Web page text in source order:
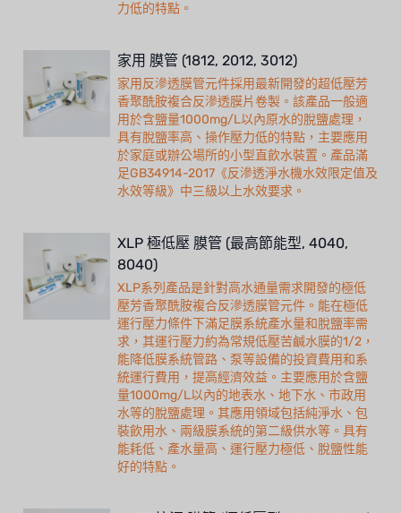
力低的特點。
家用 膜管 (1812, 2012, 3012)
家用反滲透膜管元件採用最新開發的超低壓芳
香聚酰胺複合反滲透膜片卷製。該產品一般適
用於含鹽量1000mg/L以內原水的脫鹽處理，
具有脫鹽率高、操作壓力低的特點，主要應用
於家庭或辦公場所的小型直飲水裝置。產品滿
足GB34914-2017《反滲透淨水機水效限定值及
水效等級》中三級以上水效要求。
XLP 極低壓 膜管 (最高節能型, 4040,
8040)
XLP系列產品是針對高水通量需求開發的極低
壓芳香聚酰胺複合反滲透膜管元件。能在極低
運行壓力條件下滿足膜系統產水量和脫鹽率需
求，其運行壓力約為常規低壓苦鹹水膜的1/2，
能降低膜系統管路、泵等設備的投資費用和系
統運行費用，提高經濟效益。主要應用於含鹽
量1000mg/L以內的地表水、地下水、市政用
水等的脫鹽處理。其應用領域包括純淨水、包
裝飲用水、兩級膜系統的第二級供水等。具有
能耗低、產水量高、運行壓力極低、脫鹽性能
好的特點。